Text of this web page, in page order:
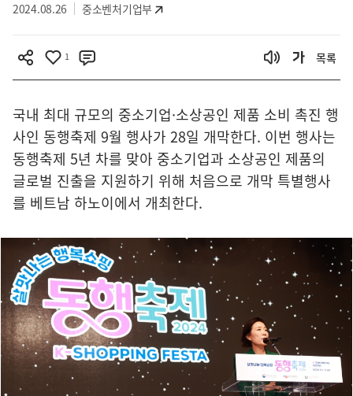
2024.08.26 중소벤처기업부
1 목록
국내 최대 규모의 중소기업·소상공인 제품 소비 촉진 행
사인 동행축제 9월 행사가 28일 개막한다. 이번 행사는
동행축제 5년 차를 맞아 중소기업과 소상공인 제품의
글로벌 진출을 지원하기 위해 처음으로 개막 특별행사
를 베트남 하노이에서 개최한다.